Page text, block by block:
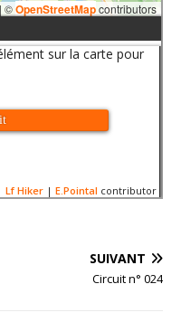
| ©OpenStreetMapcontributors
sur la carte pour
Lf Hiker | E.Pointal contributor
SUIVANT
Circuit n° 024